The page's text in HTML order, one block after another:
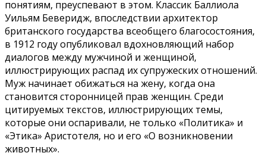
понятиям, преуспевают в этом. Классик Баллиола
Уильям Беверидж, впоследствии архитектор
британского государства всеобщего благосостояния,
в 1912 году опубликовал вдохновляющий набор
диалогов между мужчиной и женщиной,
иллюстрирующих распад их супружеских отношений.
Муж начинает обижаться на жену, когда она
становится сторонницей прав женщин. Среди
цитируемых текстов, иллюстрирующих темы,
которые они оспаривали, не только «Политика» и
«Этика» Аристотеля, но и его «О возникновении
животных».